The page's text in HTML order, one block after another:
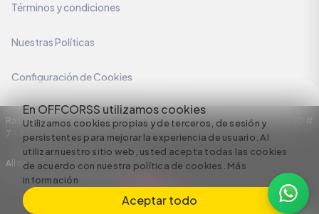
En OFFCORSS utilizamos cookies
Utilizamos cookies propias y de terceros, de sesión y
persistentes para mejorar la experiencia de usuario. Al
utilizar nuestro sitio web, usted acepta todas las cookies
de acuerdo con nuestra política de cookies. Más
información
Aceptar todo
Términos y condiciones
Nuestras Políticas
Configuración de Cookies
Razón Social: C.I HERMECO S.A. NIT: 890924167-6 Dirección: Carrera 50 #
7 – 35
All rights reserved empowered by